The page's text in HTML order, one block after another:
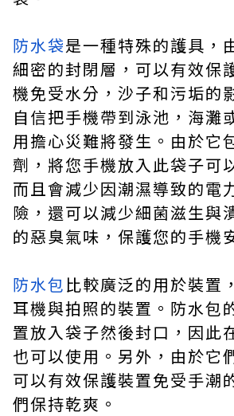
防水袋是一種特殊的護具，
細密的封閉層，可以有效保
機免受水分，沙子和污垢的
自信把手機帶到泳池，海灘
用擔心災難將發生。由於它
劑，將您手機放入此袋子可
而且會減少因潮濕導致的電
險，還可以減少細菌滋生與
的惡臭氣味，保護您的手機
防水包比較廣泛的用於裝置
耳機與拍照的裝置。防水包
置放入袋子然後封口，因此
也可以使用。另外，由於它
可以有效保護裝置免受手潮
們保持乾爽。